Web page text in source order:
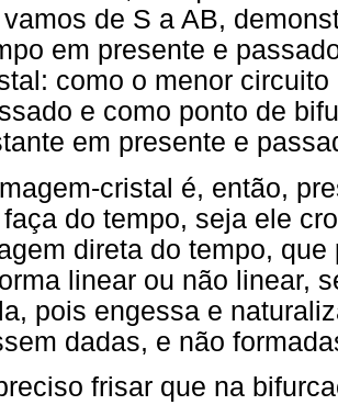
de S a AB,
em presente e
como o menor
e como ponto de
em presente e
cristal é, então,
do tempo, seja ele
direta do tempo,
linear ou não linear,
pois engessa e
dadas, e não
frisar que na